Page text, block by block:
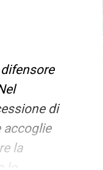
di
accoglie
la